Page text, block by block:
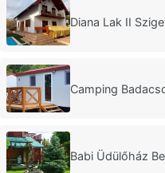
Diana Lak II
Camping
Babi Üdülőház